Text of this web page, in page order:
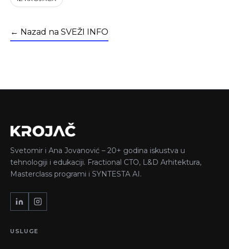
← Nazad na SVEŽI INFO
Svetomir i Ana Jovanović – 20+ godina iskustva u
tehnologiji i edukaciji. Fractional CTO, L&D Arhitektura,
Masterclass programi i SYNTESTA AI.
USLUGE